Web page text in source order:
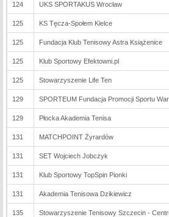
124 UKS SPORTAKUS Wrocław
125 KS Tęcza-Społem Kielce
125 Fundacja Klub Tenisowy Astra Książenice
125 Klub Sportowy Efektowni.pl
125 Stowarzyszenie Life Ten
129 SPORTEUM Fundacja Promocji Sportu
129 Płocka Akademia Tenisa
131 MATCHPOINT Żyrardów
131 SET Wojciech Jobczyk
131 Klub Sportowy TopSpin Pionki
131 Akademia Tenisowa Dzikiewicz
135 Stowarzyszenie Tenisowy Szczecin -